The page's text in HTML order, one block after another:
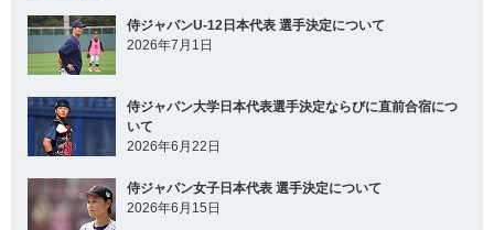
侍ジャパンU-12日本代表 選手決定について
2026年7月1日
侍ジャパン大学日本代表選手決定ならびに直前合宿につ
いて
2026年6月22日
侍ジャパン女子日本代表 選手決定について
2026年6月15日